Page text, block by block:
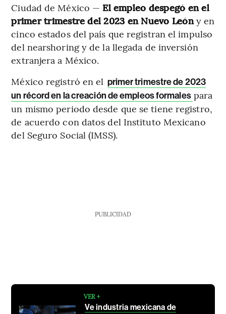
Ciudad de México — El empleo despegó en el
primer trimestre del 2023 en Nuevo Leóny en
cinco estados del país que registran el impulso
del nearshoring y de la llegada de inversión
extranjera a México.
México registró en el primer trimestre de 2023
un récord en la creación de empleos formales para
un mismo periodo desde que se tiene registro,
de acuerdo con datos del Instituto Mexicano
del Seguro Social (IMSS).
PUBLICIDAD
VER +
Ve industria mexicana de